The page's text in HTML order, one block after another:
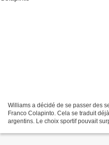
Williams a décidé de se passer des
Franco Colapinto. Cela se traduit
argentins. Le choix sportif pouvait